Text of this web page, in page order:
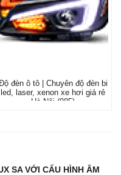
đèn ô tô | Chuyên độ đèn bi
led, laser, xenon xe hơi giá rẻ
Hà Nội (985)
SA VỚI CẤU HÌNH ÂM